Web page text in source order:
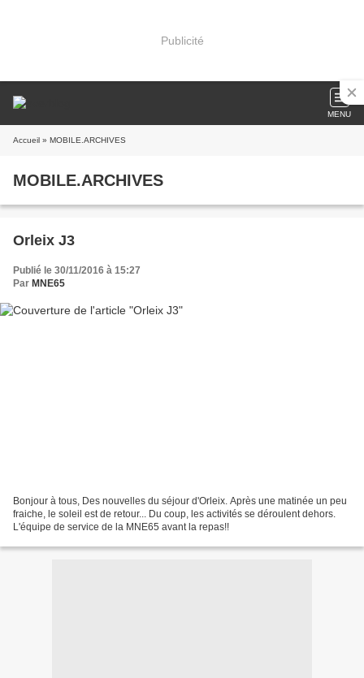
Publicité
MENU
Accueil » MOBILE.ARCHIVES
MOBILE.ARCHIVES
Orleix J3
Publié le 30/11/2016 à 15:27
Par MNE65
Bonjour à tous, Des nouvelles du séjour d'Orleix. Après une matinée un peu
fraiche, le soleil est de retour... Du coup, les activités se déroulent dehors.
L'équipe de service de la MNE65 avant la repas!!